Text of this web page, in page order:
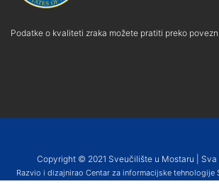
Podatke o kvaliteti zraka možete pratiti preko
Copyright © 2021 Sveučilište u Mostaru | Sva
Razvio i dizajnirao Centar za informacijske tehnologije